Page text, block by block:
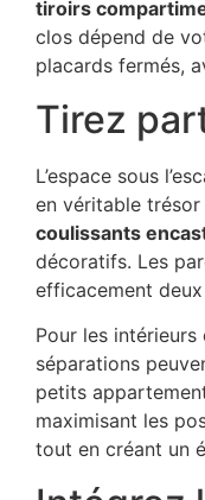
tiroirs
clos dépend de
placards fermés,
Tirez
L’espace sous
en véritable trésor
coulissants
décoratifs. Les
efficacement
Pour les
séparations
petits
maximisant les
tout en créant un